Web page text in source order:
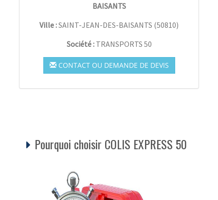
BAISANTS
Ville :SAINT-JEAN-DES-BAISANTS (50810)
Société : TRANSPORTS 50
CONTACT OU DEMANDE DE DEVIS
Pourquoi choisir COLIS EXPRESS 50